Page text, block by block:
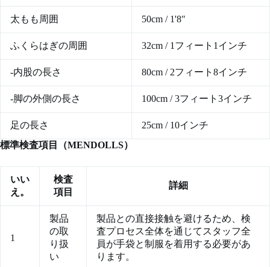
太もも周囲 50cm / 1'8″
ふくらはぎの周囲 32cm / 1フィート1インチ
-内股の長さ 80cm / 2フィート8インチ
-脚の外側の長さ 100cm / 3フィート3インチ
足の長さ
25cm / 10インチ
標準検査項目（MENDOLLS）
いい
え。
検査
項目
詳細
1
製品
の取
り扱
い
製品との直接接触を避けるため、検
査プロセス全体を通じてスタッフ全
員が手袋と制服を着用する必要があ
ります。